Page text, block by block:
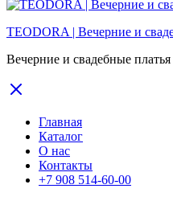
TEODORA | Вечерние и
Вечерние и свадебные
Главная
Каталог
О нас
Контакты
+7 908 514-60-00